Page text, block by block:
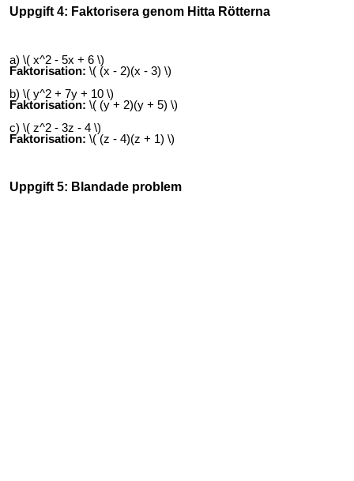
Uppgift 4: Faktorisera genom Hitta Rötterna
a) \( x^2 - 5x + 6 \)
Faktorisation: \( (x - 2)(x - 3) \)
b) \( y^2 + 7y + 10 \)
Faktorisation: \( (y + 2)(y + 5) \)
c) \( z^2 - 3z - 4 \)
Faktorisation: \( (z - 4)(z + 1) \)
Uppgift 5: Blandade problem